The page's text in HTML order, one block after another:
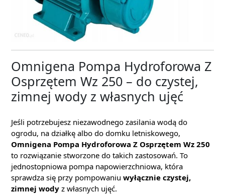
Omnigena Pompa Hydroforowa Z
Osprzętem Wz 250 – do czystej,
zimnej wody z własnych ujęć
Jeśli potrzebujesz niezawodnego zasilania wodą do
ogrodu, na działkę albo do domku letniskowego,
Omnigena Pompa Hydroforowa Z Osprzętem Wz 250
to rozwiązanie stworzone do takich zastosowań. To
jednostopniowa pompa napowierzchniowa, która
sprawdza się przy pompowaniu wyłącznie czystej,
zimnej wody z własnych ujęć.